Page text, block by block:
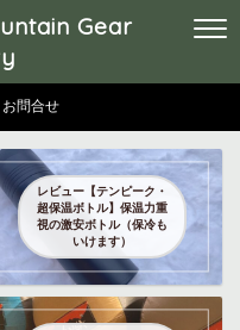
Gear
お問合せ
レビュー【テンピーク・
超保温ボトル】保温力重
視の激安ボトル（保冷も
いけます）